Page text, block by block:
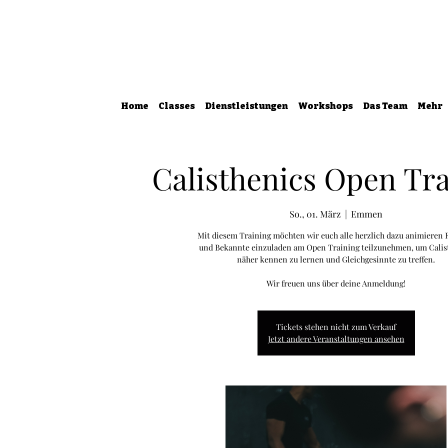
Home Classes Dienstleistungen Workshops Das Team Mehr
Calisthenics Open
So., 01. März
  |
Emmen
Mit diesem Training möchten wir euch alle herzlich dazu animieren
und Bekannte einzuladen am Open Training teilzunehmen, um
näher kennen zu lernen und Gleichgesinnte zu treffen.
Wir freuen uns über deine Anmeldung!
Tickets stehen nicht zum Verkauf
Jetzt andere Veranstaltungen ansehen